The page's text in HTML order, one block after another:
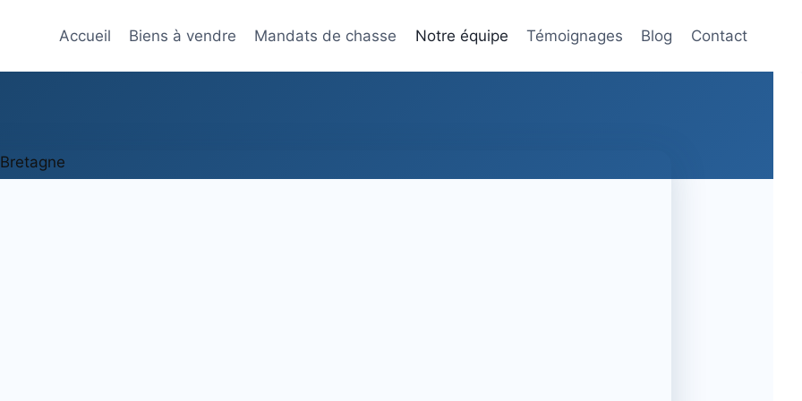
Accueil Biens à vendre Mandats de chasse Notre équipe Témoignages Blog Contact